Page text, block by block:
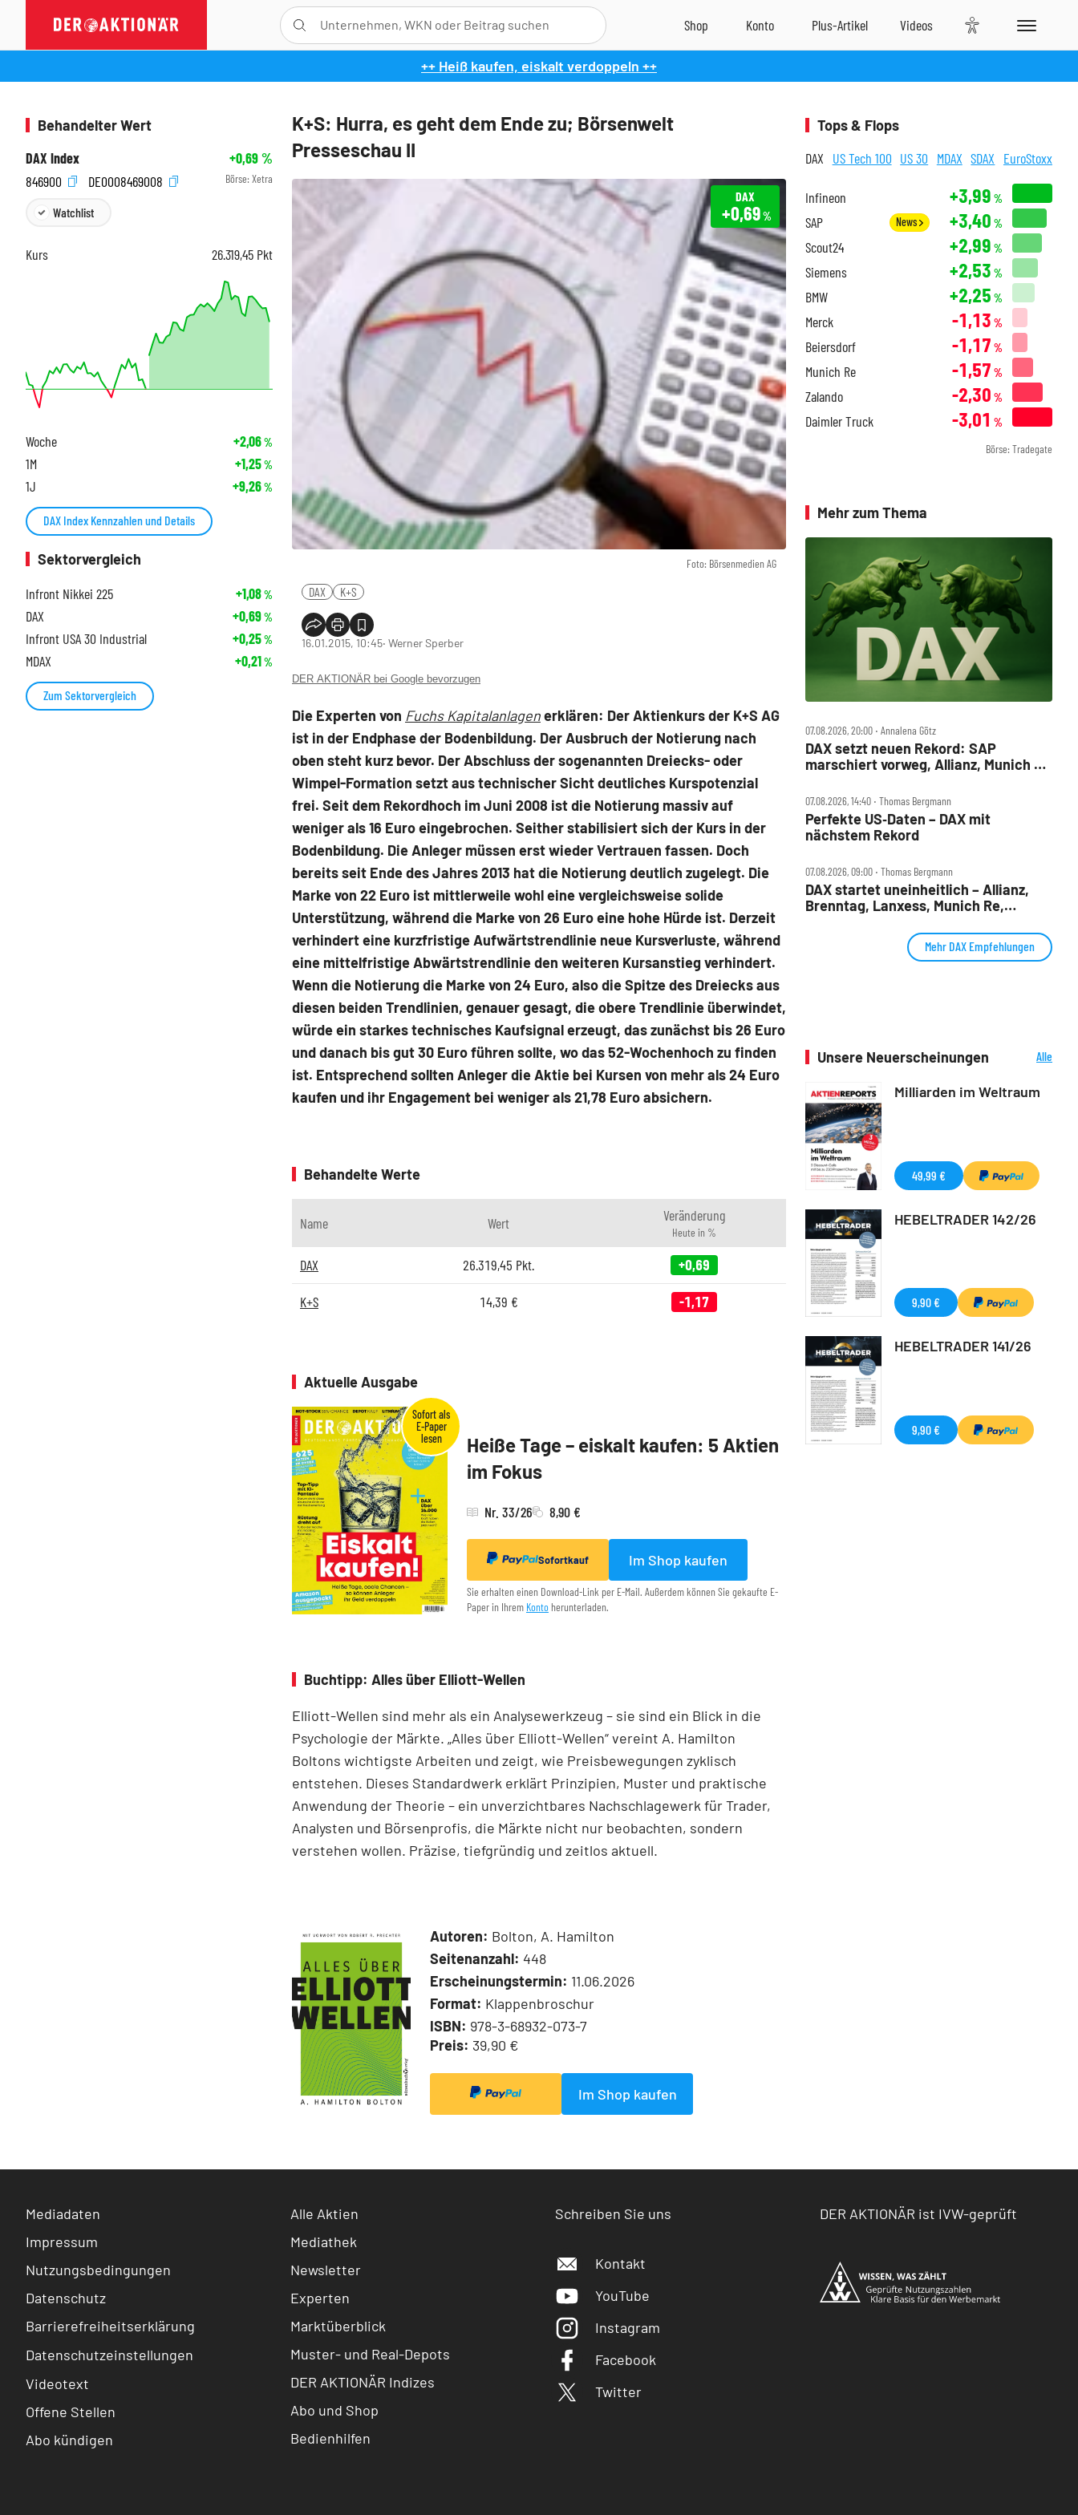
++ Heiß kaufen, eiskalt verdoppeln ++
K+S: Hurra, es geht dem Ende zu; Börsenwelt
Presseschau II
Foto: Börsenmedien AG
DAX
+0,69%
DAX K+S
16.01.2015, 10:45‧ Werner Sperber
DER AKTIONÄR bei Google bevorzugen
Die Experten von Fuchs Kapitalanlagenerklären: Der Aktienkurs der K+S AG
ist in der Endphase der Bodenbildung. Der Ausbruch der Notierung nach
oben steht kurz bevor. Der Abschluss der sogenannten Dreiecks- oder
Wimpel-Formation setzt aus technischer Sicht deutliches Kurspotenzial
frei. Seit dem Rekordhoch im Juni 2008 ist die Notierung massiv auf
weniger als 16 Euro eingebrochen. Seither stabilisiert sich der Kurs in der
Bodenbildung. Die Anleger müssen erst wieder Vertrauen fassen. Doch
bereits seit Ende des Jahres 2013 hat die Notierung deutlich zugelegt. Die
Marke von 22 Euro ist mittlerweile wohl eine vergleichsweise solide
Unterstützung, während die Marke von 26 Euro eine hohe Hürde ist. Derzeit
verhindert eine kurzfristige Aufwärtstrendlinie neue Kursverluste, während
eine mittelfristige Abwärtstrendlinie den weiteren Kursanstieg verhindert.
Wenn die Notierung die Marke von 24 Euro, also die Spitze des Dreiecks aus
diesen beiden Trendlinien, genauer gesagt, die obere Trendlinie überwindet,
würde ein starkes technisches Kaufsignal erzeugt, das zunächst bis 26 Euro
und danach bis gut 30 Euro führen sollte, wo das 52-Wochenhoch zu finden
ist. Entsprechend sollten Anleger die Aktie bei Kursen von mehr als 24 Euro
kaufen und ihr Engagement bei weniger als 21,78 Euro absichern.
Behandelte Werte
Name Wert Veränderung
Heute in %
DAX 26.319,45 Pkt. +0,69
K+S 14,39 € -1,17
Aktuelle Ausgabe
Heiße Tage – eiskalt kaufen: 5 Aktien
im Fokus
Nr. 33/26 8,90 €
Sofortkauf Im Shop kaufen
Sie erhalten einen Download-Link per E-Mail. Außerdem können Sie gekaufte E-
Paper in Ihrem Konto herunterladen.
Buchtipp: Alles über Elliott-Wellen
Elliott-Wellen sind mehr als ein Analysewerkzeug – sie sind ein Blick in die
Psychologie der Märkte. „Alles über Elliott-Wellen“ vereint A. Hamilton
Boltons wichtigste Arbeiten und zeigt, wie Preisbewegungen zyklisch
entstehen. Dieses Standardwerk erklärt Prinzipien, Muster und praktische
Anwendung der Theorie – ein unverzichtbares Nachschlagewerk für Trader,
Analysten und Börsenprofis, die Märkte nicht nur beobachten, sondern
verstehen wollen. Präzise, tiefgründig und zeitlos aktuell.
Autoren: Bolton, A. Hamilton
Seitenanzahl: 448
Erscheinungstermin: 11.06.2026
Format: Klappenbroschur
ISBN: 978-3-68932-073-7
Preis: 39,90 €
Im Shop kaufen
Behandelter Wert
DAX Index
+0,69%
846900
DE0008469008 Börse: Xetra
Watchlist
Kurs 26.319,45 Pkt
Woche +2,06%
1M +1,25%
1J +9,26%
DAX Index Kennzahlen und Details
Sektorvergleich
Infront Nikkei 225
+1,08%
DAX +0,69%
Infront USA 30 Industrial +0,25%
MDAX +0,21%
Zum Sektorvergleich
Tops & Flops
DAX US Tech 100 US 30 MDAX SDAX EuroStoxx
Infineon +3,99 %
SAP News +3,40 %
Scout24 +2,99 %
Siemens +2,53 %
BMW +2,25 %
Merck -1,13 %
Beiersdorf -1,17 %
Munich Re -1,57 %
Zalando -2,30 %
Daimler Truck -3,01 %
Börse: Tradegate
Mehr zum Thema
07.08.2026, 20:00 ‧ Annalena Götz
DAX setzt neuen Rekord: SAP
marschiert vorweg, Allianz, Munich Re
07.08.2026, 14:40 ‧ Thomas Bergmann
Perfekte US‑Daten – DAX mit
nächstem Rekord
07.08.2026, 09:00 ‧ Thomas Bergmann
DAX startet uneinheitlich – Allianz,
Brenntag, Lanxess, Munich Re,
Mehr DAX Empfehlungen
Unsere Neuerscheinungen
Alle
Milliarden im Weltraum
49,99 €
HEBELTRADER 142/26
9,90 €
HEBELTRADER 141/26
9,90 €
Mediadaten
Impressum
Nutzungsbedingungen
Datenschutz
Barrierefreiheitserklärung
Datenschutzeinstellungen
Videotext
Offene Stellen
Abo kündigen
Alle Aktien
Mediathek
Newsletter
Experten
Marktüberblick
Muster- und Real-Depots
DER AKTIONÄR Indizes
Abo und Shop
Bedienhilfen
Schreiben Sie uns
Kontakt
YouTube
Instagram
Facebook
Twitter
DER AKTIONÄR ist IVW-geprüft